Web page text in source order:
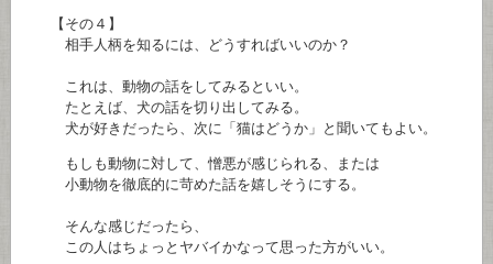
【その４】
相手人柄を知るには、どうすればいいのか？
これは、動物の話をしてみるといい。
たとえば、犬の話を切り出してみる。
犬が好きだったら、次に「猫はどうか」と聞いてもよい。
もしも動物に対して、憎悪が感じられる、または
小動物を徹底的に苛めた話を嬉しそうにする。
そんな感じだったら、
この人はちょっとヤバイかなって思った方がいい。